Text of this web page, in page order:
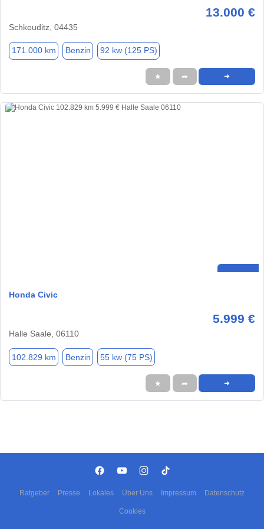
13.000 €
Schkeuditz, 04435
171.000 km Benzin 92 kw (125 PS)
★ ➦ ➜
Honda Civic
5.999 €
Halle Saale, 06110
102.829 km Benzin 55 kw (75 PS)
★ ➦ ➜
Ratgeber Presse Lokales Über Uns Impressum Datenschutz
Cookies